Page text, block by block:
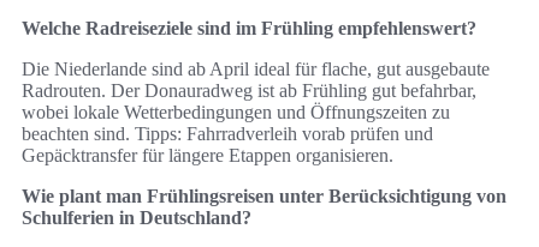
Welche Radreiseziele sind im Frühling empfehlenswert?
Die Niederlande sind ab April ideal für flache, gut ausgebaute
Radrouten. Der Donauradweg ist ab Frühling gut befahrbar,
wobei lokale Wetterbedingungen und Öffnungszeiten zu
beachten sind. Tipps: Fahrradverleih vorab prüfen und
Gepäcktransfer für längere Etappen organisieren.
Wie plant man Frühlingsreisen unter Berücksichtigung von
Schulferien in Deutschland?